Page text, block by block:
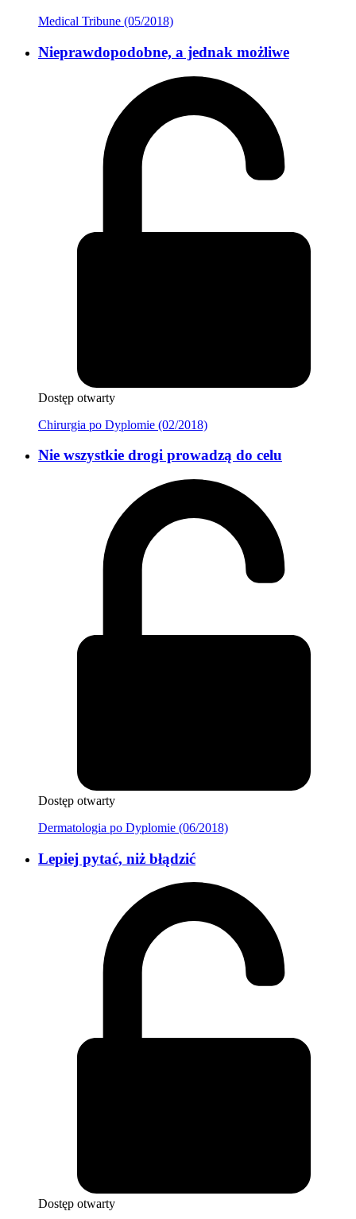
Medical Tribune (05/2018)
Nieprawdopodobne, a jednak możliwe
Dostęp otwarty
Chirurgia po Dyplomie (02/2018)
Nie wszystkie drogi prowadzą do celu
Dostęp otwarty
Dermatologia po Dyplomie (06/2018)
Lepiej pytać, niż błądzić
Dostęp otwarty